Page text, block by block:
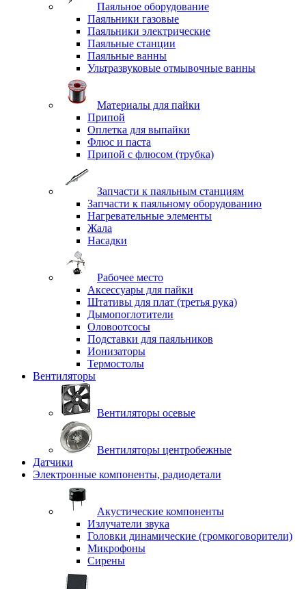
Паяльное оборудование
Паяльники газовые
Паяльники электрические
Паяльные станции
Паяльные ванны
Ультразвуковые отмывочные ванны
Материалы для пайки
Припой
Оплетка для выпайки
Флюс и паста
Припой с флюсом (трубка)
Запчасти к паяльным станциям
Запчасти к паяльному оборудованию
Нагревательные элементы
Жала
Насадки
Рабочее место
Аксессуары для пайки
Штативы для плат (третья рука)
Дымопоглотители
Оловоотсосы
Подставки для паяльников
Ионизаторы
Термостолы
Вентиляторы
Вентиляторы осевые
Вентиляторы центробежные
Датчики
Электронные компоненты, радиодетали
Акустические компоненты
Излучатели звука
Головки динамические (громкоговорители)
Микрофоны
Сирены